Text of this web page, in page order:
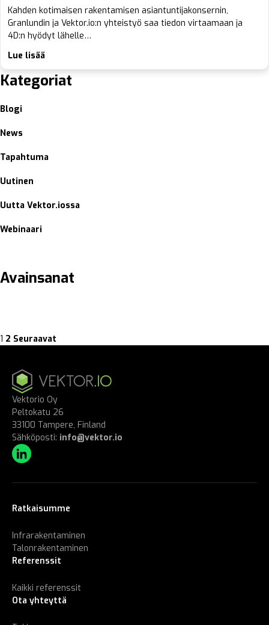
Kahden kotimaisen rakentamisen asiantuntijakonsernin,
Granlundin ja Vektor.io:n yhteistyö saa tiedon virtaamaan ja
4D:n hyödyt lähelle…
Lue lisää
Kategoriat
Blogi
News
Tapahtuma
Uutinen
Uutta Vektor.iossa
Webinaari
Avainsanat
Artikkelien
sivutus
Sivu
1 Sivu
2 Seuraavat
Vektorio Oy
Peltokatu 26
33100 Tampere, Finland
Sähköposti: info@vektor.io
Ratkaisumme
Infrarakentaminen
Talonrakentaminen
Referenssit
Kaikki referenssit
Ota yhteyttä